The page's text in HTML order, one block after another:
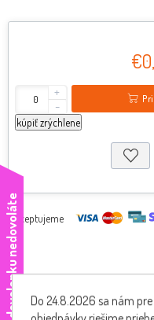
+
-
kúpiť zrýchlene
Akceptujeme
Hodnotenie produktov
Do 24.8.2026 sa nám